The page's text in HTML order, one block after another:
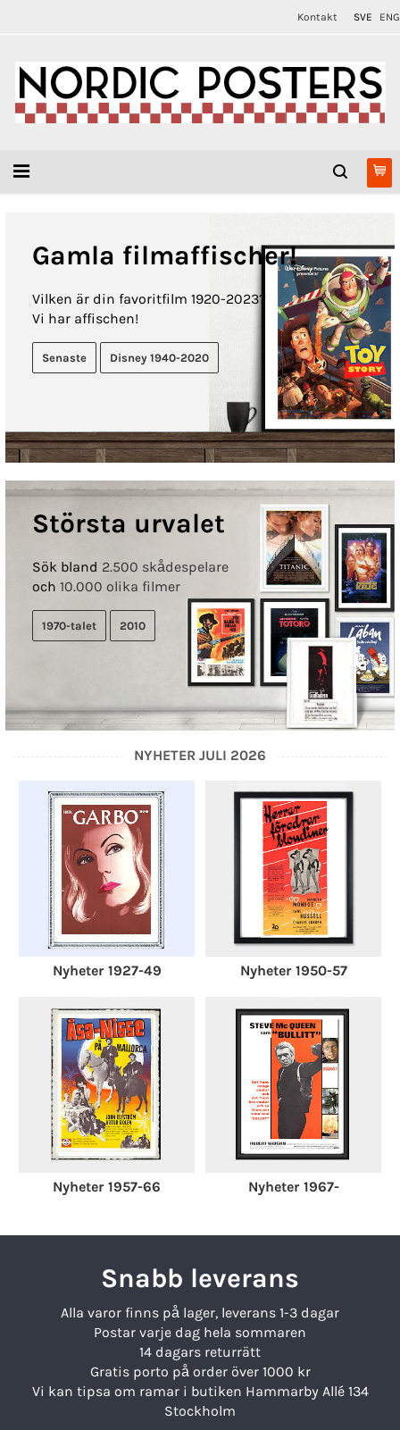
Kontakt SVE ENG
Gamla filmaffischer!
Vilken är din favoritfilm 1920-2023?
Vi har affischen!
Senaste Disney 1940-2020
Största urvalet
Sök bland 2.500 skådespelare
och 10.000 olika filmer
1970-talet 2010
NYHETER JULI 2026
Nyheter 1927-49 Nyheter 1950-57
Nyheter 1957-66 Nyheter 1967-
Snabb leverans
Alla varor finns på lager, leverans 1-3 dagar
Postar varje dag hela sommaren
14 dagars returrätt
Gratis porto på order över 1000 kr
Vi kan tipsa om ramar i butiken Hammarby Allé 134
Stockholm